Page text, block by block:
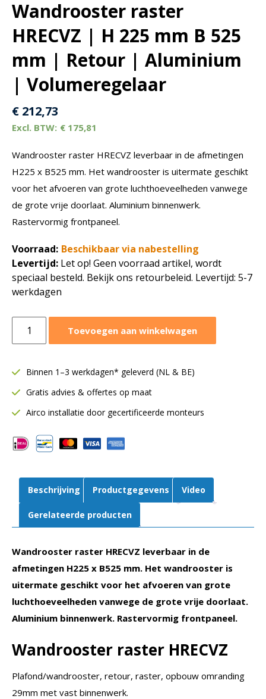
Wandrooster raster
HRECVZ | H 225 mm B 525
mm | Retour | Aluminium
| Volumeregelaar
€ 212,73
€ 175,81
Wandrooster raster HRECVZ leverbaar in de afmetingen
H225 x B525 mm. Het wandrooster is uitermate geschikt
voor het afvoeren van grote luchthoeveelheden vanwege
de grote vrije doorlaat. Aluminium binnenwerk.
Rastervormig frontpaneel.
Voorraad: Beschikbaar via nabestelling
Levertijd: Let op! Geen voorraad artikel, wordt
speciaal besteld. Bekijk ons retourbeleid. Levertijd: 5-7
werkdagen
raster
225
mm
525
mm
Retour
Aluminium
aantal
Toevoegen aan winkelwagen
Binnen 1–3 werkdagen* geleverd (NL & BE)
Gratis advies & offertes op maat
Airco installatie door gecertificeerde monteurs
Beschrijving Productgegevens Video
Gerelateerde producten
Wandrooster raster HRECVZ leverbaar in de
afmetingen H225 x B525 mm. Het wandrooster is
uitermate geschikt voor het afvoeren van grote
luchthoeveelheden vanwege de grote vrije doorlaat.
Aluminium binnenwerk. Rastervormig frontpaneel.
Wandrooster raster HRECVZ
Plafond/wandrooster, retour, raster, opbouw omranding
29mm met vast binnenwerk.